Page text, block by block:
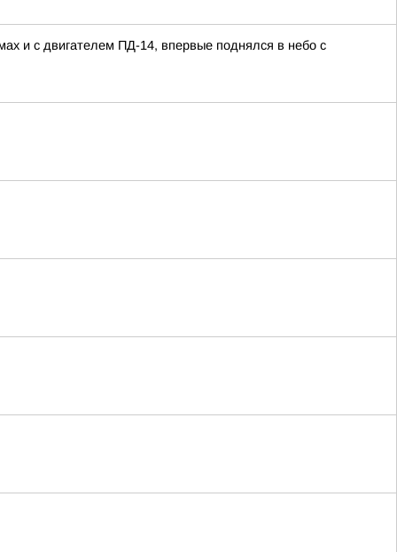
и с двигателем ПД-14, впервые поднялся в небо с